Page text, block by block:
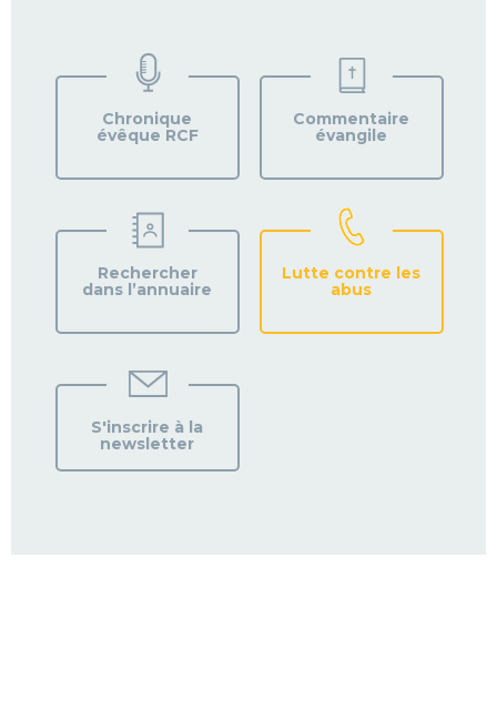
PAROISSE
Chronique
évêque RCF
Commentaire
évangile
Rechercher
dans l’annuaire
Lutte contre les
abus
S'inscrire à la
newsletter